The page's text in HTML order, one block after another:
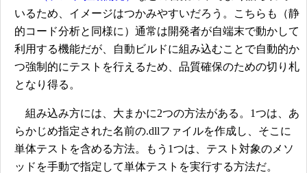
いるため、イメージはつかみやすいだろう。こちらも（静
的コード分析と同様に）通常は開発者が自端末で動かして
利用する機能だが、自動ビルドに組み込むことで自動的か
つ強制的にテストを行えるため、品質確保のための切り札
となり得る。
組み込み方には、大まかに2つの方法がある。1つは、あ
らかじめ指定された名前の.dllファイルを作成し、そこに
単体テストを含める方法。もう1つは、テスト対象のメソ
ッドを手動で指定して単体テストを実行する方法だ。